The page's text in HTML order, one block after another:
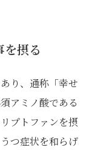
を摂る
り、通称「幸せ
アミノ酸である
プトファンを摂
つ症状を和らげ